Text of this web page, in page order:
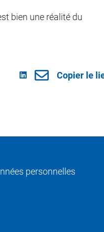
bien une réalité du
Copier le
personnelles